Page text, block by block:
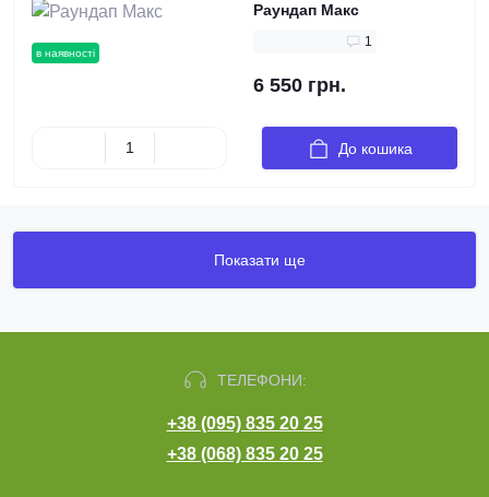
в наявності
Раундап Макс
1
6 550 грн.
До кошика
Показати ще
ТЕЛЕФОНИ:
+38 (095) 835 20 25
+38 (068) 835 20 25